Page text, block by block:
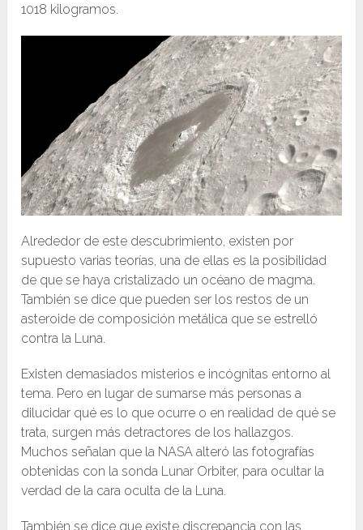
1018 kilogramos.
Alrededor de este descubrimiento, existen por
supuesto varias teorías, una de ellas es la posibilidad
de que se haya cristalizado un océano de magma.
También se dice que pueden ser los restos de un
asteroide de composición metálica que se estrelló
contra la Luna.
Existen demasiados misterios e incógnitas entorno al
tema. Pero en lugar de sumarse más personas a
dilucidar qué es lo que ocurre o en realidad de qué se
trata, surgen más detractores de los hallazgos.
Muchos señalan que la NASA alteró las fotografías
obtenidas con la sonda Lunar Orbiter, para ocultar la
verdad de la cara oculta de la Luna.
También se dice que existe discrepancia con las